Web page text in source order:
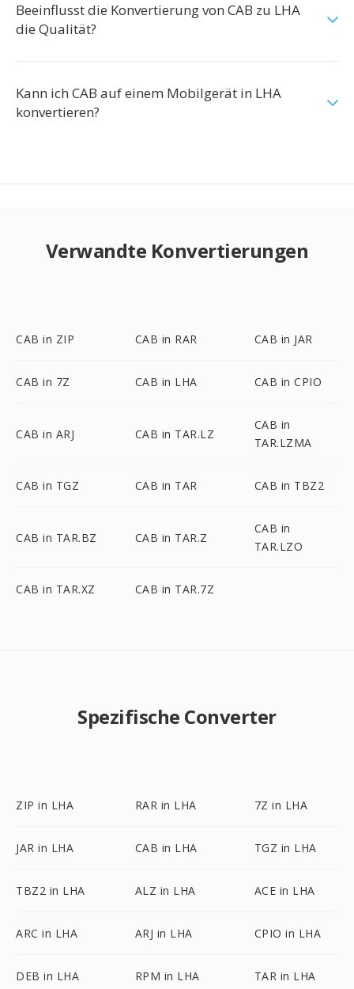
Beeinflusst die Konvertierung von CAB zu LHA
die Qualität?
Kann ich CAB auf einem Mobilgerät in LHA
konvertieren?
Verwandte Konvertierungen
CAB in ZIP CAB in RAR CAB in JAR
CAB in 7Z CAB in LHA CAB in CPIO
CAB in ARJ CAB in TAR.LZ
CAB in
TAR.LZMA
CAB in TGZ CAB in TAR CAB in TBZ2
CAB in TAR.BZ CAB in TAR.Z
CAB in
TAR.LZO
CAB in TAR.XZ CAB in TAR.7Z
Spezifische Converter
ZIP in LHA RAR in LHA 7Z in LHA
JAR in LHA CAB in LHA TGZ in LHA
TBZ2 in LHA ALZ in LHA ACE in LHA
ARC in LHA ARJ in LHA CPIO in LHA
DEB in LHA RPM in LHA TAR in LHA